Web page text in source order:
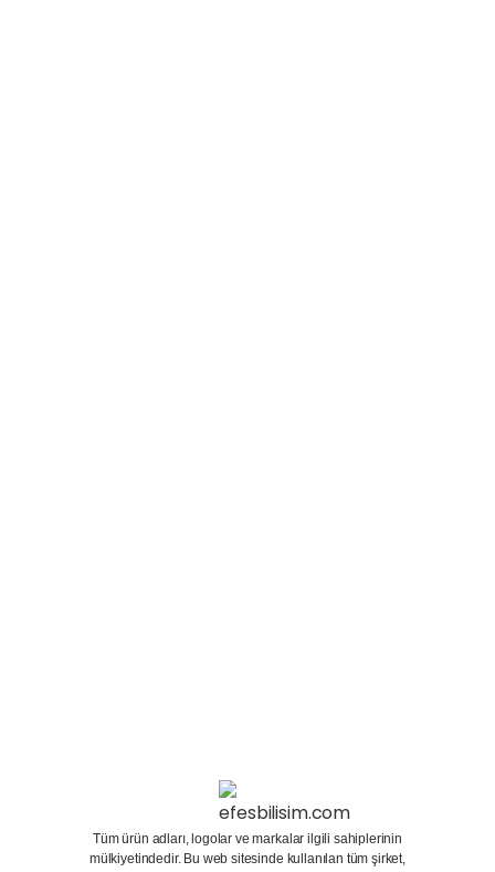
Tüm ürün adları, logolar ve markalar ilgili sahiplerinin
mülkiyetindedir. Bu web sitesinde kullanılan tüm şirket,